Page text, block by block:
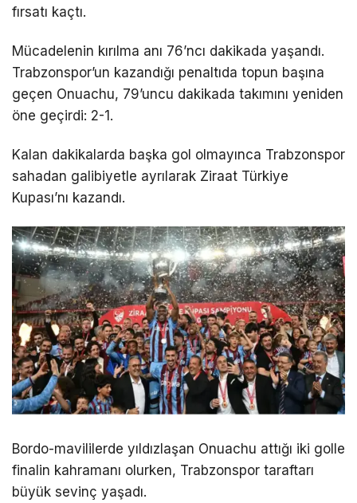
fırsatı kaçtı.
Mücadelenin kırılma anı 76’ncı dakikada yaşandı.
Trabzonspor’un kazandığı penaltıda topun başına
geçen Onuachu, 79’uncu dakikada takımını yeniden
öne geçirdi: 2-1.
Kalan dakikalarda başka gol olmayınca Trabzonspor
sahadan galibiyetle ayrılarak Ziraat Türkiye
Kupası’nı kazandı.
Bordo-mavililerde yıldızlaşan Onuachu attığı iki golle
finalin kahramanı olurken, Trabzonspor taraftarı
büyük sevinç yaşadı.